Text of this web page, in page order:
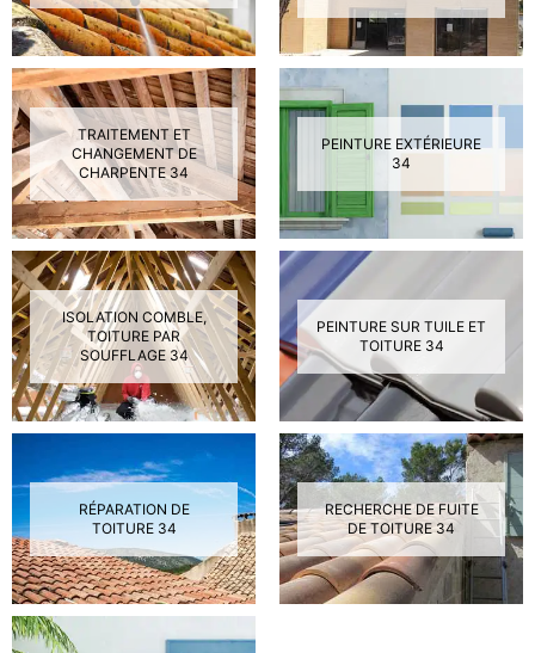
TRAITEMENT ET
CHANGEMENT DE
CHARPENTE 34
PEINTURE EXTÉRIEURE
34
ISOLATION COMBLE,
TOITURE PAR
SOUFFLAGE 34
PEINTURE SUR TUILE ET
TOITURE 34
RÉPARATION DE
TOITURE 34
RECHERCHE DE FUITE
DE TOITURE 34